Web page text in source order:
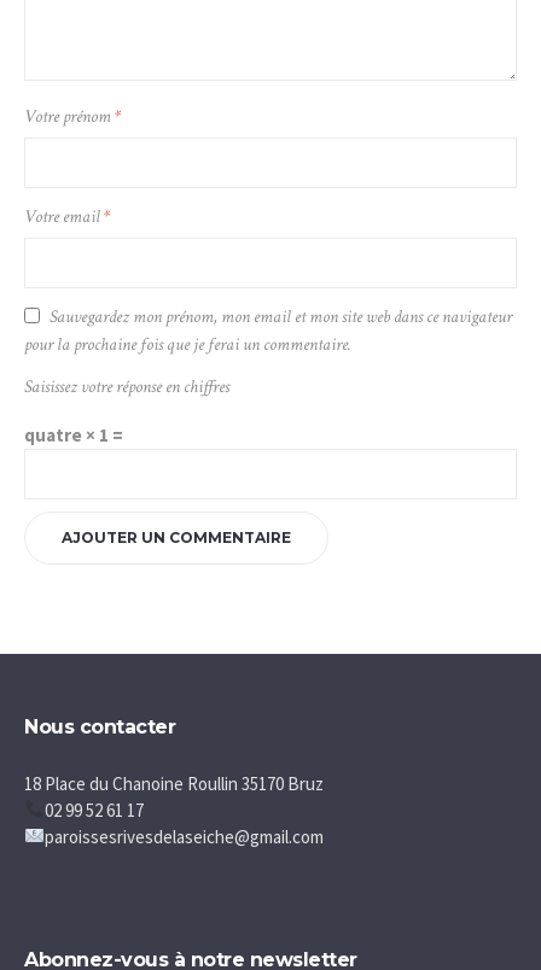
Sauvegardez mon prénom, mon email et mon site web dans ce navigateur
18 Place du Chanoine Roullin 35170 Bruz
02 99 52 61 17